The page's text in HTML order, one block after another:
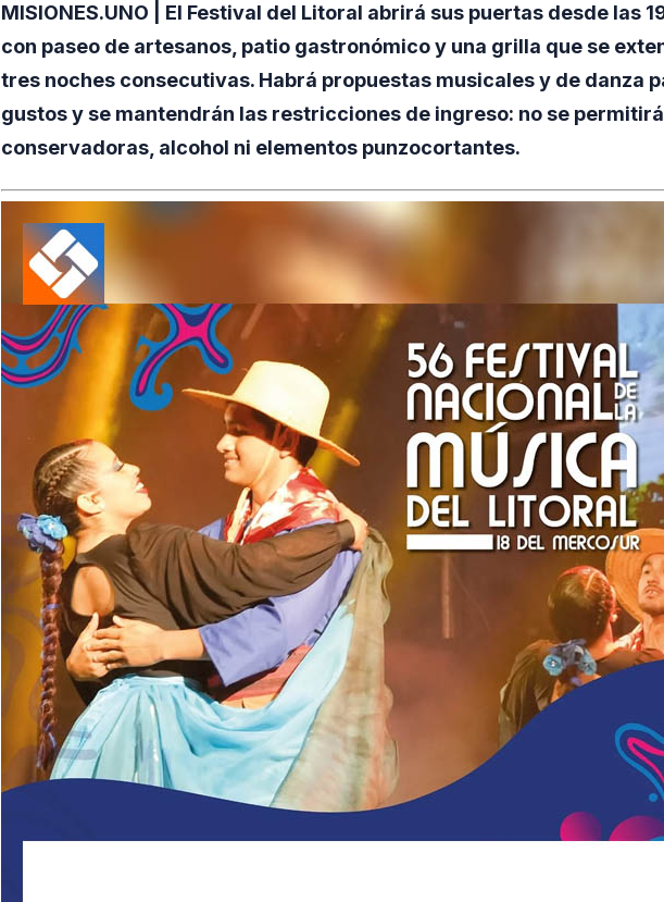
MISIONES.UNO | El Festival del Litoral abrirá sus puertas desde las
con paseo de artesanos, patio gastronómico y una grilla que se
tres noches consecutivas. Habrá propuestas musicales y de danza
gustos y se mantendrán las restricciones de ingreso: no se
conservadoras, alcohol ni elementos punzocortantes.